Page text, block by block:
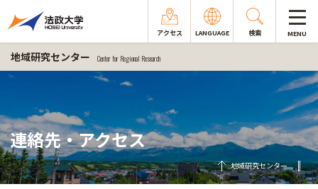
アクセス LANGUAGE 検索 MENU
地域研究センター Center for Regional Research
連絡先・アクセス
地域研究センター